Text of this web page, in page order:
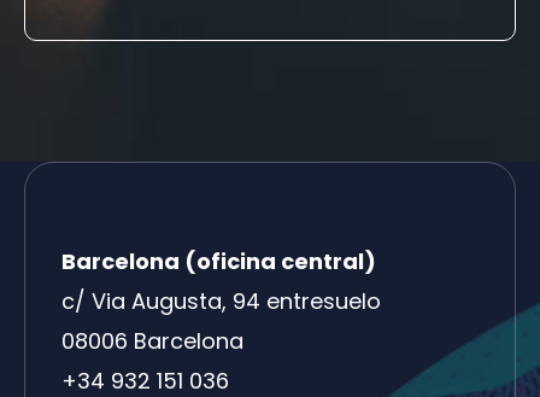
Barcelona (oficina central)
c/ Via Augusta, 94 entresuelo
08006 Barcelona
+34 932 151 036